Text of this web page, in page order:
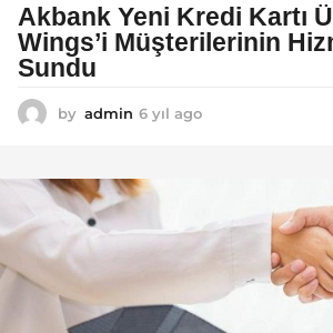
Akbank Yeni Kredi Kartı
Wings’i Müşterilerinin
Sundu
by admin 6 yıl ago